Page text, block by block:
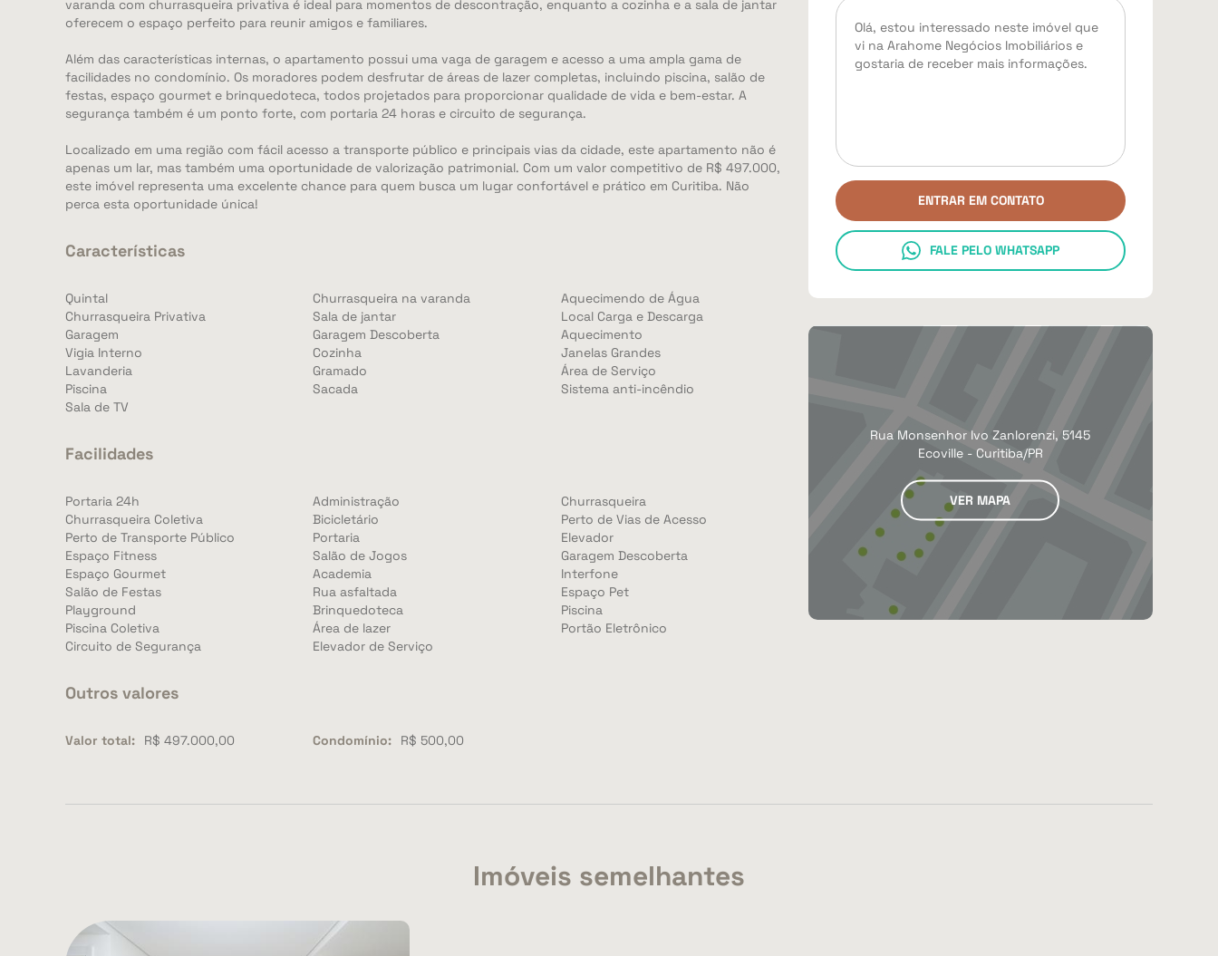
varanda com churrasqueira privativa é ideal para momentos de descontração, enquanto a cozinha e a sala de jantar
oferecem o espaço perfeito para reunir amigos e familiares.
Além das características internas, o apartamento possui uma vaga de garagem e acesso a uma ampla gama de
facilidades no condomínio. Os moradores podem desfrutar de áreas de lazer completas, incluindo piscina, salão de
festas, espaço gourmet e brinquedoteca, todos projetados para proporcionar qualidade de vida e bem-estar. A
segurança também é um ponto forte, com portaria 24 horas e circuito de segurança.
Localizado em uma região com fácil acesso a transporte público e principais vias da cidade, este apartamento não é
apenas um lar, mas também uma oportunidade de valorização patrimonial. Com um valor competitivo de R$ 497.000,
este imóvel representa uma excelente chance para quem busca um lugar confortável e prático em Curitiba. Não
perca esta oportunidade única!
Características
Quintal Churrasqueira na varanda
Aquecimendo de Água
Churrasqueira Privativa
Sala de jantar
Local Carga e Descarga
Garagem
Garagem Descoberta
Aquecimento
Vigia Interno
Cozinha
Janelas Grandes
Lavanderia
Gramado
Área de Serviço
Piscina
Sacada
Sistema anti-incêndio
Sala de TV
Facilidades
Portaria 24h Administração
Churrasqueira
Churrasqueira Coletiva
Bicicletário
Perto de Vias de Acesso
Perto de Transporte Público
Portaria
Elevador
Espaço Fitness
Salão de Jogos
Garagem Descoberta
Espaço Gourmet
Academia
Interfone
Salão de Festas
Rua asfaltada
Espaço Pet
Playground
Brinquedoteca
Piscina
Piscina Coletiva
Área de lazer
Portão Eletrônico
Circuito de Segurança
Elevador de Serviço
Outros valores
Valor total: R$ 497.000,00 Condomínio: R$ 500,00
ENTRAR EM CONTATO
FALE PELO WHATSAPP
Rua Monsenhor Ivo Zanlorenzi, 5145
Ecoville - Curitiba/PR
VER MAPA
Imóveis semelhantes